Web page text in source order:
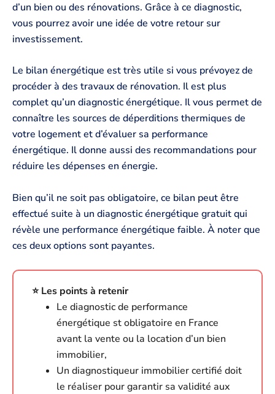
d’un bien ou des rénovations. Grâce à ce diagnostic,
vous pourrez avoir une idée de votre retour sur
investissement.
Le bilan énergétique est très utile si vous prévoyez de
procéder à des travaux de rénovation. Il est plus
complet qu’un diagnostic énergétique. Il vous permet de
connaître les sources de déperditions thermiques de
votre logement et d’évaluer sa performance
énergétique. Il donne aussi des recommandations pour
réduire les dépenses en énergie.
Bien qu’il ne soit pas obligatoire, ce bilan peut être
effectué suite à un diagnostic énergétique gratuit qui
révèle une performance énergétique faible. À noter que
ces deux options sont payantes.
⭐️ Les points à retenir
Le diagnostic de performance
énergétique st obligatoire en France
avant la vente ou la location d’un bien
immobilier,
Un diagnostiqueur immobilier certifié doit
le réaliser pour garantir sa validité aux